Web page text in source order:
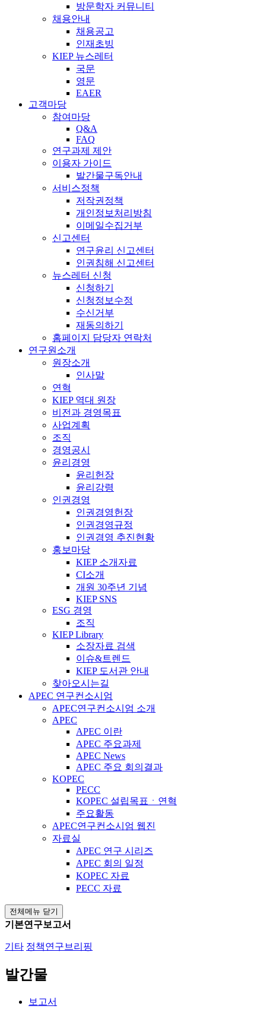
방문학자 커뮤니티
채용안내
채용공고
인재초빙
KIEP 뉴스레터
국문
영문
EAER
고객마당
참여마당
Q&A
FAQ
연구과제 제안
이용자 가이드
발간물구독안내
서비스정책
저작권정책
개인정보처리방침
이메일수집거부
신고센터
연구윤리 신고센터
인권침해 신고센터
뉴스레터 신청
신청하기
신청정보수정
수신거부
재동의하기
홈페이지 담당자 연락처
연구원소개
원장소개
인사말
연혁
KIEP 역대 원장
비전과 경영목표
사업계획
조직
경영공시
윤리경영
윤리헌장
윤리강령
인권경영
인권경영헌장
인권경영규정
인권경영 추진현황
홍보마당
KIEP 소개자료
CI소개
개원 30주년 기념
KIEP SNS
ESG 경영
조직
KIEP Library
소장자료 검색
이슈&트렌드
KIEP 도서관 안내
찾아오시는길
APEC 연구컨소시엄
APEC연구컨소시엄 소개
APEC
APEC 이란
APEC 주요과제
APEC News
APEC 주요 회의결과
KOPEC
PECC
KOPEC 설립목표ㆍ연혁
주요활동
APEC연구컨소시엄 웹진
자료실
APEC 연구 시리즈
APEC 회의 일정
KOPEC 자료
PECC 자료
전체메뉴 닫기
기본연구보고서
기타 정책연구브리핑
발간물
보고서